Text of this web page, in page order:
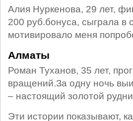
Алия Нуркенова, 29 лет,
200 руб.бонуса, сыграла в
мотивировало меня
Алматы
Роман Туханов, 35 лет,
вращений.За одну ночь
– настоящий золотой
Эти истории показывают,